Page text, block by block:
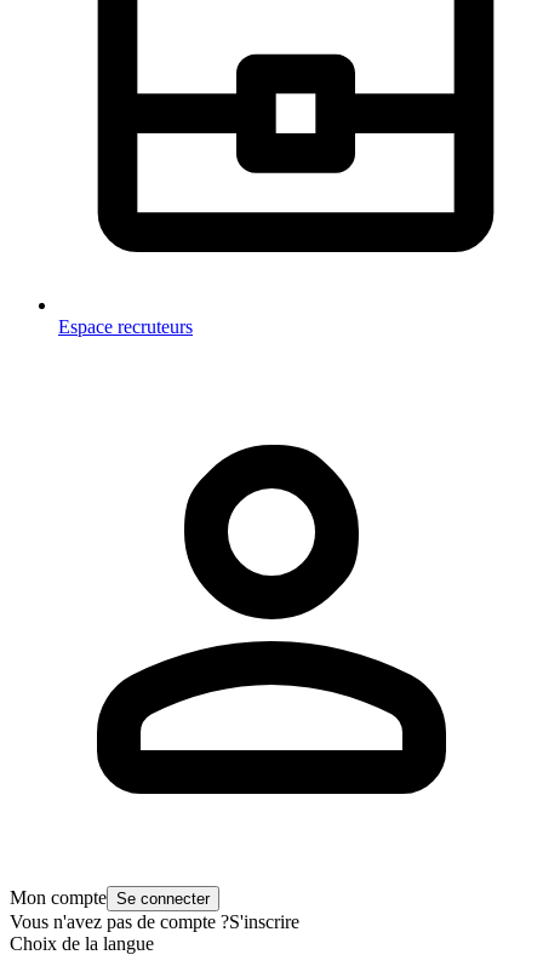
Espace recruteurs
Mon compte Se connecter
Vous n'avez pas de compte ?S'inscrire
Choix de la langue